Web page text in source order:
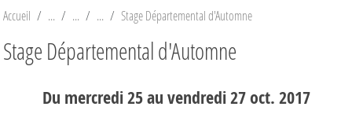
Accueil Stage Départemental d'Automne
Stage Départemental d'Automne
Du mercredi25auvendredi27oct.2017